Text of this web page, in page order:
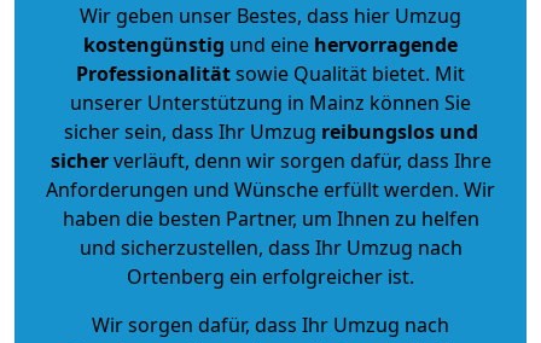
Wir geben unser Bestes, dass hier Umzug
kostengünstig und eine hervorragende
Professionalitätsowie Qualität bietet. Mit
unserer Unterstützung in Mainz können Sie
sicher sein, dass Ihr Umzug reibungslos und
sicherverläuft, denn wir sorgen dafür, dass Ihre
Anforderungen und Wünsche erfüllt werden. Wir
haben die besten Partner, um Ihnen zu helfen
und sicherzustellen, dass Ihr Umzug nach
Ortenberg ein erfolgreicher ist.
Wir sorgen dafür, dass Ihr Umzug nach